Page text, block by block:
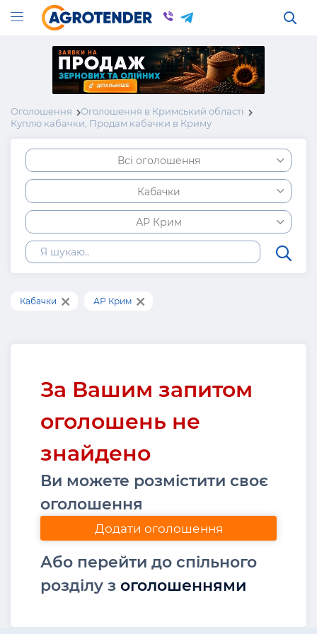
Оголошення
Оголошення в Кримський області
Куплю кабачки, Продам кабачки в Криму
Всі оголошення
Кабачки
АР Крим
Кабачки АР Крим
За Вашим запитом
оголошень не
знайдено
Ви можете розмістити своє
оголошення
Додати оголошення
Або перейти до спільного
розділу з оголошеннями